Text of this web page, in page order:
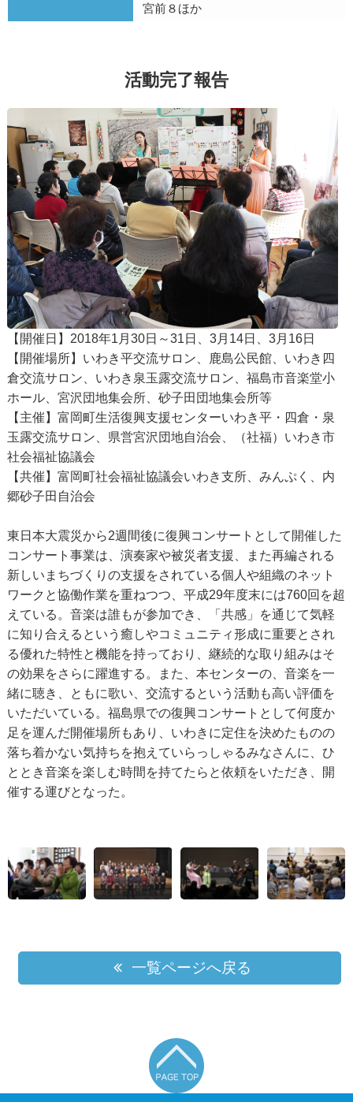
宮前８ほか
活動完了報告
【開催日】2018年1月30日～31日、3月14日、3月16日
【開催場所】いわき平交流サロン、鹿島公民館、いわき四
倉交流サロン、いわき泉玉露交流サロン、福島市音楽堂小
ホール、宮沢団地集会所、砂子田団地集会所等
【主催】富岡町生活復興支援センターいわき平・四倉・泉
玉露交流サロン、県営宮沢団地自治会、（社福）いわき市
社会福祉協議会
【共催】富岡町社会福祉協議会いわき支所、みんぷく、内
郷砂子田自治会
東日本大震災から2週間後に復興コンサートとして開催した
コンサート事業は、演奏家や被災者支援、また再編される
新しいまちづくりの支援をされている個人や組織のネット
ワークと協働作業を重ねつつ、平成29年度末には760回を超
えている。音楽は誰もが参加でき、「共感」を通じて気軽
に知り合えるという癒しやコミュニティ形成に重要とされ
る優れた特性と機能を持っており、継続的な取り組みはそ
の効果をさらに躍進する。また、本センターの、音楽を一
緒に聴き、ともに歌い、交流するという活動も高い評価を
いただいている。福島県での復興コンサートとして何度か
足を運んだ開催場所もあり、いわきに定住を決めたものの
落ち着かない気持ちを抱えていらっしゃるみなさんに、ひ
ととき音楽を楽しむ時間を持てたらと依頼をいただき、開
催する運びとなった。
一覧ページへ戻る